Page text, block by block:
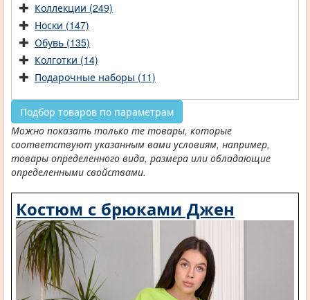
Коллекции (249)
Носки (147)
Обувь (135)
Колготки (14)
Подарочные наборы (11)
Подбор товаров по параметрам
Можно показать только те товары, которые
соответствуют указанным вами условиям, например,
товары определенного вида, размера или обладающие
определенными свойствами.
Костюм с брюками Джен